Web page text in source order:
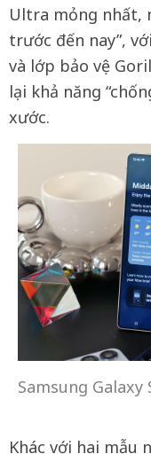
Ultra mỏng nhất,
trước đến nay”,
và lớp bảo vệ
lại khả năng
xước.
Samsung
Khác với hai mẫu